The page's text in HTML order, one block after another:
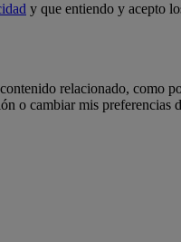
y que entiendo y acepto
relacionado, como
cambiar mis